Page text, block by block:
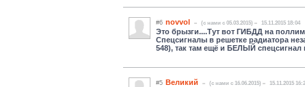
#6 novvol (c нами с 05.03.2015) 15.11.2015 18:04
Это брызги....Тут вот ГИБДД на
Спецсигналы в решетке радиатора
548), так там ещё и БЕЛЫЙ
#5 Великий (c нами с 16.06.2015) 15.11.2015